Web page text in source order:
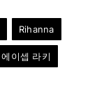
Rihanna
에이셉 라키